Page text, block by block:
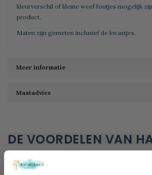
kleurverschil of kleine weef foutjes mogelijk
product.
Maten zijn gemeten inclusief de kwastjes.
Meer informatie
Maatadvies
DE VOORDELEN VAN
At your service